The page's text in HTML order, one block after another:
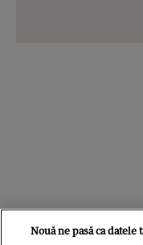
Nouă ne pasă ca